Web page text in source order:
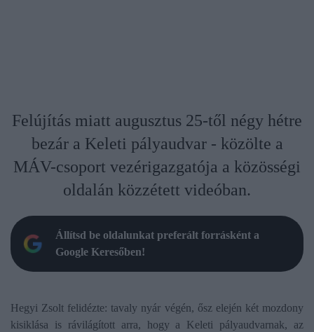
Felújítás miatt augusztus 25-től négy hétre
bezár a Keleti pályaudvar - közölte a
MÁV-csoport vezérigazgatója a közösségi
oldalán közzétett videóban.
Állítsd be oldalunkat preferált forrásként a
Google Keresőben!
Hegyi Zsolt felidézte: tavaly nyár végén, ősz elején két mozdony
kisiklása is rávilágított arra, hogy a Keleti pályaudvarnak, az